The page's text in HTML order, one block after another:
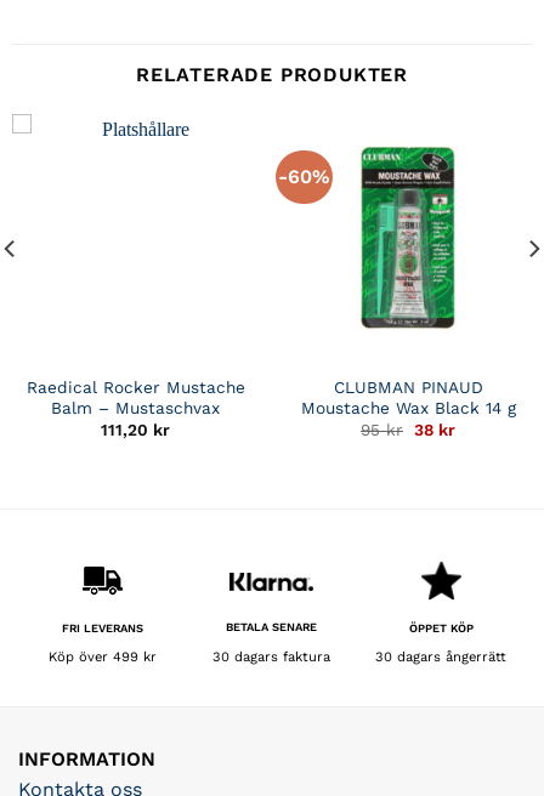
RELATERADE PRODUKTER
Raedical Rocker Mustache
Balm – Mustaschvax
111,20 kr
-60%
CLUBMAN PINAUD
Moustache Wax Black 14 g
95kr
Det
38 krDet
FRI LEVERANS
Köp över 499 kr
BETALA SENARE
30 dagars faktura
ÖPPET KÖP
30 dagars ångerrätt
INFORMATION
Kontakta oss